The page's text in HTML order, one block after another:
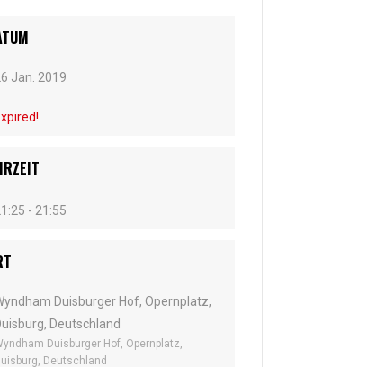
Jan. 2019
- 21:55
Duisburger Hof, Opernplatz,
Deutschland
Duisburger Hof, Opernplatz,
Deutschland